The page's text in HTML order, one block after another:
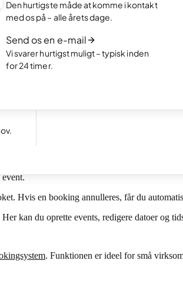
Den hurtigste måde at komme i kontakt
med os på – alle årets dage.
Send os en e-mail
Vi svarer hurtigst muligt – typisk inden
for 24 timer.
Vis dit bedste arbejde i en flot
Opret en webshop og kom i gang
sælge.
funktion i Hjemmesideprogrammet
event.
Hvis en booking annulleres, får du
kan du oprette events, redigere datoer og
. Funktionen er ideel for små